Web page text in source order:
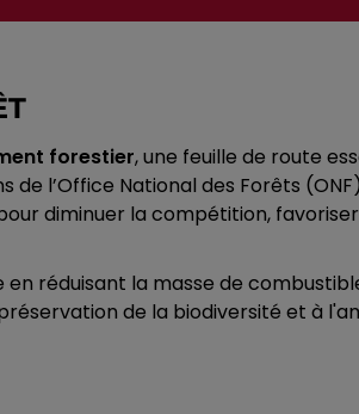
forestier, une feuille de route
l’Office National des Forêts
diminuer la compétition,
réduisant la masse de
de la biodiversité et à